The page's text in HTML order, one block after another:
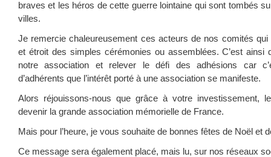
braves et les héros de cette guerre lointaine qui sont tombés
villes.
Je remercie chaleureusement ces acteurs de nos comités qui
et étroit des simples cérémonies ou assemblées. C’est ainsi
notre association et relever le défi des adhésions car
d’adhérents que l’intérêt porté à une association se manifeste.
Alors réjouissons-nous que grâce à votre investissement,
devenir la grande association mémorielle de France.
Mais pour l’heure, je vous souhaite de bonnes fêtes de Noël et
Ce message sera également placé, mais lu, sur nos réseaux